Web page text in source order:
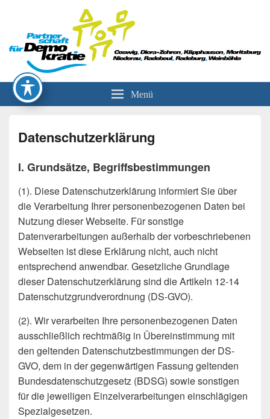
Partnerschaft für Demokratie
Menü
Datenschutzerklärung
I. Grundsätze, Begriffsbestimmungen
(1). Diese Datenschutzerklärung informiert Sie über
die Verarbeitung Ihrer personenbezogenen Daten bei
Nutzung dieser Webseite. Für sonstige
Datenverarbeitungen außerhalb der vorbeschriebenen
Webseiten ist diese Erklärung nicht, auch nicht
entsprechend anwendbar. Gesetzliche Grundlage
dieser Datenschutzerklärung sind die Artikeln 12-14
Datenschutzgrundverordnung (DS-GVO).
(2). Wir verarbeiten Ihre personenbezogenen Daten
ausschließlich rechtmäßig in Übereinstimmung mit
den geltenden Datenschutzbestimmungen der DS-
GVO, dem in der gegenwärtigen Fassung geltenden
Bundesdatenschutzgesetz (BDSG) sowie sonstigen
für die jeweiligen Einzelverarbeitungen einschlägigen
Spezialgesetzen.